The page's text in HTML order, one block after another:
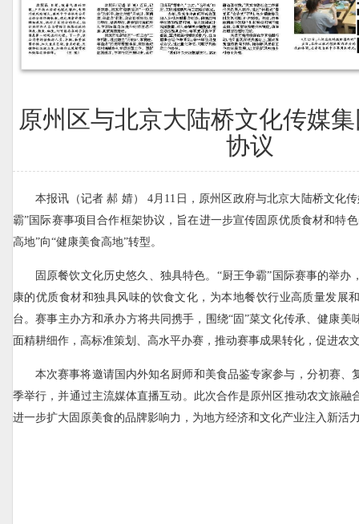
原州区与北京大陆桥文化传媒
协议
本报讯（记者 郝 婧） 4月11日，原州区政府与北京大陆桥文化
霸”国际赛事项目合作框架协议，旨在进一步宣传固原优质食材和特
高地”向“健康美食高地”转型。
固原餐饮文化历史悠久、独具特色。“厨王争霸”国际赛事的举办
康的优质食材和独具风味的饮食文化，为本地餐饮行业高质量发展
台。赛事主办方和承办方将共同携手，围绕“固”菜文化传承、健康美
面精耕细作，高标准策划、高水平办赛，推动赛事成果转化，促进农
本次赛事将邀请国内外知名厨师和美食品鉴专家参与，分初赛、
季举行，并通过主流媒体直播互动。此次合作是原州区推动农文旅融
进一步扩大固原美食的品牌影响力，为地方经济和文化产业注入新活